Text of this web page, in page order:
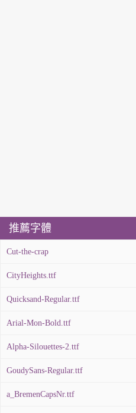
推薦字體
Cut-the-crap
CityHeights.ttf
Quicksand-Regular.ttf
Arial-Mon-Bold.ttf
Alpha-Silouettes-2.ttf
GoudySans-Regular.ttf
a_BremenCapsNr.ttf